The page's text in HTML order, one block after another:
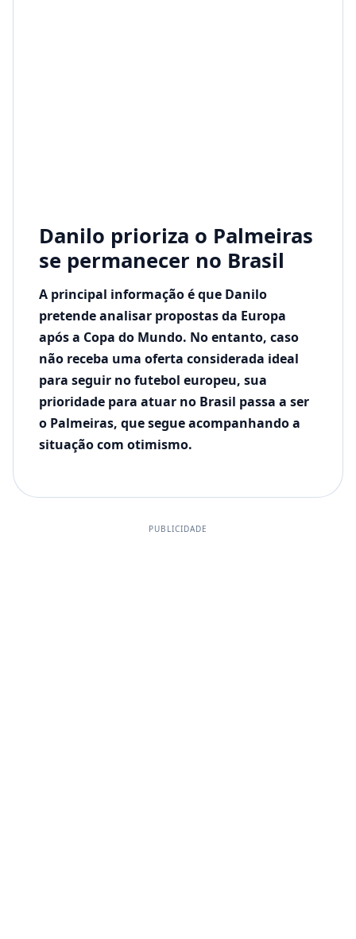
Danilo prioriza o Palmeiras
se permanecer no Brasil
A principal informação é que Danilo
pretende analisar propostas da Europa
após a Copa do Mundo. No entanto, caso
não receba uma oferta considerada ideal
para seguir no futebol europeu, sua
prioridade para atuar no Brasil passa a ser
o Palmeiras, que segue acompanhando a
situação com otimismo.
PUBLICIDADE